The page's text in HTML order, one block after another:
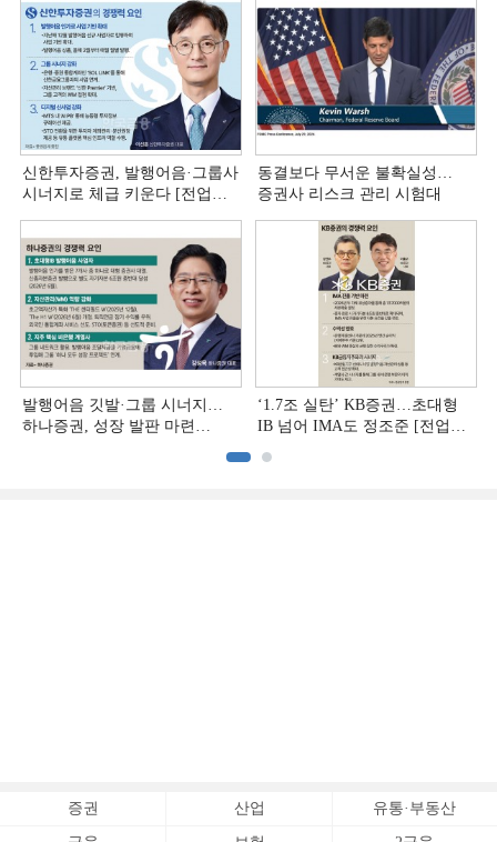
신한투자증권, 발행어음·그룹사
시너지로 체급 키운다 [전업계
동결보다 무서운 불확실성…
증권사 리스크 관리 시험대
발행어음 깃발·그룹 시너지…
하나증권, 성장 발판 마련
‘1.7조 실탄’ KB증권…초대형
IB 넘어 IMA도 정조준 [전업계
증권 산업 유통·부동산